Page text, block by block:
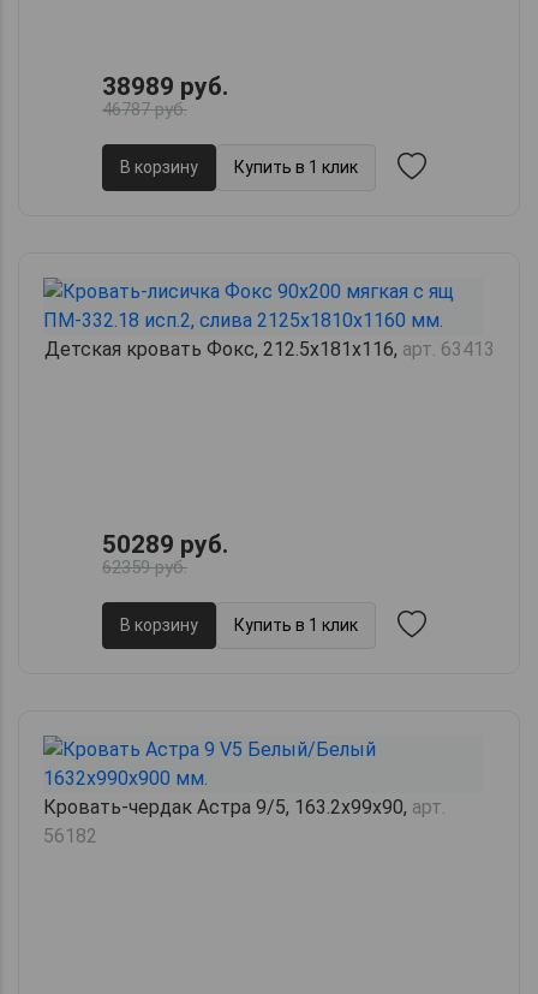
38989 руб.
46787 руб.
В корзину Купить в 1 клик
Детская кровать Фокс, 212.5х181х116, арт. 63413
50289 руб.
62359 руб.
В корзину Купить в 1 клик
Кровать-чердак Астра 9/5, 163.2х99х90, арт.
56182